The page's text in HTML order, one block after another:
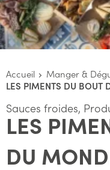
Accueil
Manger &
LES PIMENTS DU BOUT
Sauces froides,
LES
DU